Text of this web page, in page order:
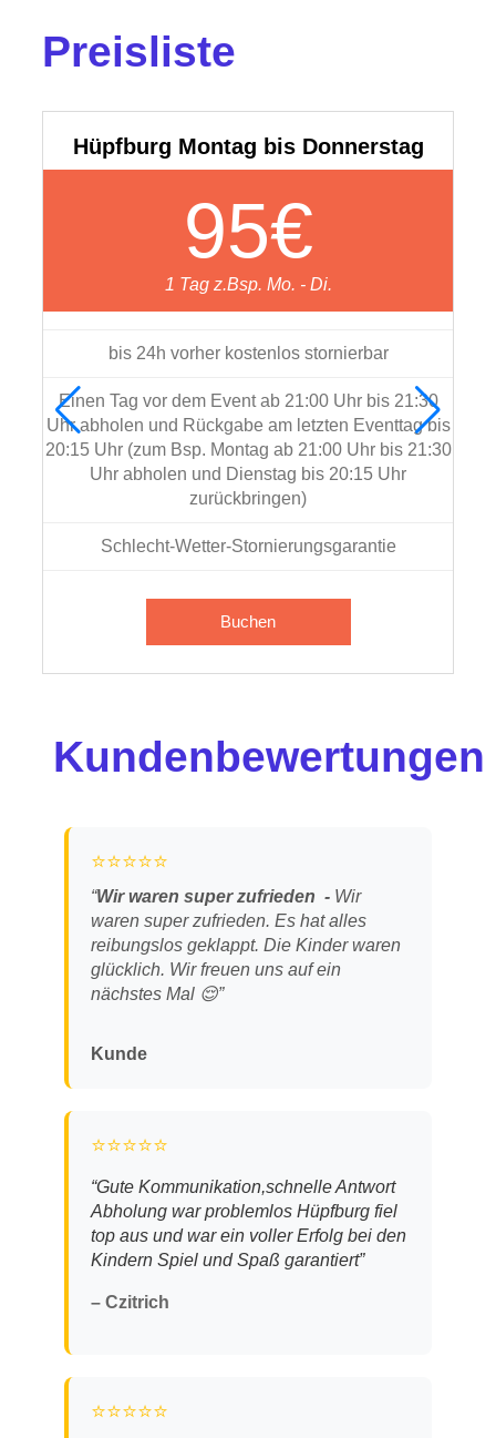
Preisliste
Hüpfburg Montag bis Donnerstag
95€
1 Tag z.Bsp. Mo. - Di.
bis 24h vorher kostenlos stornierbar
Einen Tag vor dem Event ab 21:00 Uhr bis 21:30
Uhr abholen und Rückgabe am letzten Eventtag bis
20:15 Uhr (zum Bsp. Montag ab 21:00 Uhr bis 21:30
Uhr abholen und Dienstag bis 20:15 Uhr
zurückbringen)
Schlecht-Wetter-Stornierungsgarantie
Buchen
Kundenbewertungen
⭐⭐⭐⭐⭐
“Wir waren super zufrieden
Wir
waren super zufrieden. Es hat alles
reibungslos geklappt. Die Kinder waren
glücklich. Wir freuen uns auf ein
nächstes Mal 😌”
Kunde
⭐⭐⭐⭐⭐
“Gute Kommunikation,schnelle Antwort
Abholung war problemlos Hüpfburg fiel
top aus und war ein voller Erfolg bei den
Kindern Spiel und Spaß garantiert”
– Czitrich
⭐⭐⭐⭐⭐